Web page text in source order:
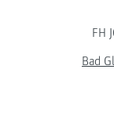
FH
Bad